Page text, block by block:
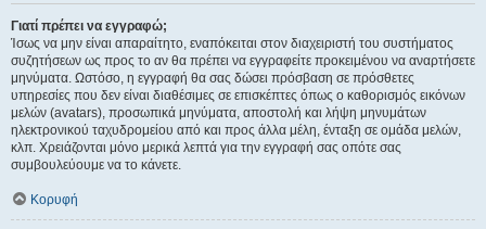
Γιατί πρέπει να εγγραφώ;
Ίσως να μην είναι απαραίτητο, εναπόκειται στον διαχειριστή του συστήματος
συζητήσεων ως προς το αν θα πρέπει να εγγραφείτε προκειμένου να αναρτήσετε
μηνύματα. Ωστόσο, η εγγραφή θα σας δώσει πρόσβαση σε πρόσθετες
υπηρεσίες που δεν είναι διαθέσιμες σε επισκέπτες όπως ο καθορισμός εικόνων
μελών (avatars), προσωπικά μηνύματα, αποστολή και λήψη μηνυμάτων
ηλεκτρονικού ταχυδρομείου από και προς άλλα μέλη, ένταξη σε ομάδα μελών,
κλπ. Χρειάζονται μόνο μερικά λεπτά για την εγγραφή σας οπότε σας
συμβουλεύουμε να το κάνετε.
Κορυφή